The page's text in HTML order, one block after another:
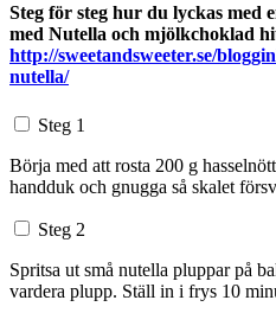
Steg för steg hur du lyckas med
med Nutella och mjölkchoklad
http://sweetandsweeter.se/
nutella/
Steg 1
Börja med att rosta 200 g
handduk och gnugga så skalet
Steg 2
Spritsa ut små nutella pluppar på
vardera plupp. Ställ in i frys 10